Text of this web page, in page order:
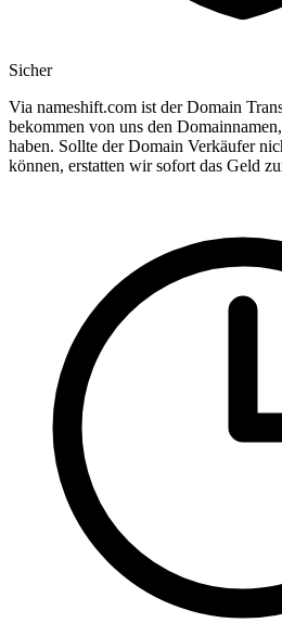
Sicher
Via nameshift.com ist der Domain
bekommen von uns den
haben. Sollte der Domain Verkäufer
können, erstatten wir sofort das Geld